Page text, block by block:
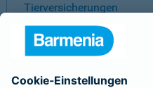
Tierversicherungen